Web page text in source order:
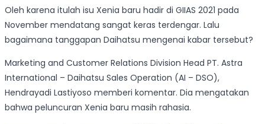
Oleh karena itulah isu Xenia baru hadir di GIIAS 2021 pada
November mendatang sangat keras terdengar. Lalu
bagaimana tanggapan Daihatsu mengenai kabar tersebut?
Marketing and Customer Relations Division Head PT. Astra
International – Daihatsu Sales Operation (AI – DSO),
Hendrayadi Lastiyoso memberi komentar. Dia mengatakan
bahwa peluncuran Xenia baru masih rahasia.